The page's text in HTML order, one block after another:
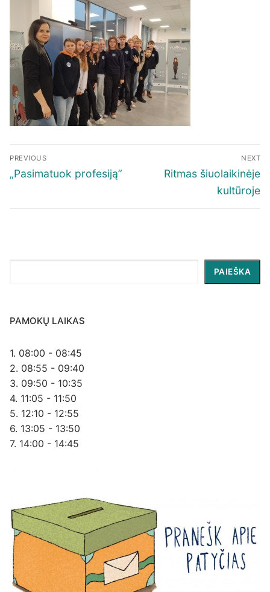
Navigacija
tarp
PREVIOUS
Previous
„Pasimatuok profesiją”
NEXT
Next
Ritmas šiuolaikinėje
kultūroje
PAIEŠKA
PAMOKŲ LAIKAS
1. 08:00 - 08:45
2. 08:55 - 09:40
3. 09:50 - 10:35
4. 11:05 - 11:50
5. 12:10 - 12:55
6. 13:05 - 13:50
7. 14:00 - 14:45